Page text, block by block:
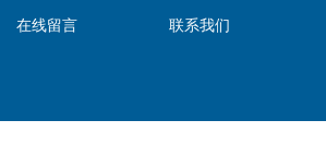
在线留言
联系我们